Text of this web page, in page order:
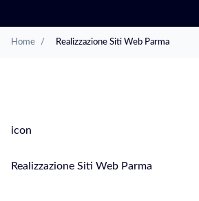
Home / Realizzazione Siti Web Parma
icon
Realizzazione Siti Web Parma